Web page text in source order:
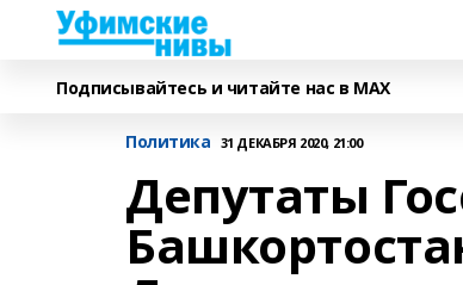
Подписывайтесь и читайте нас в MAX
Политика 31 ДЕКАБРЯ 2020, 21:00
Депутаты